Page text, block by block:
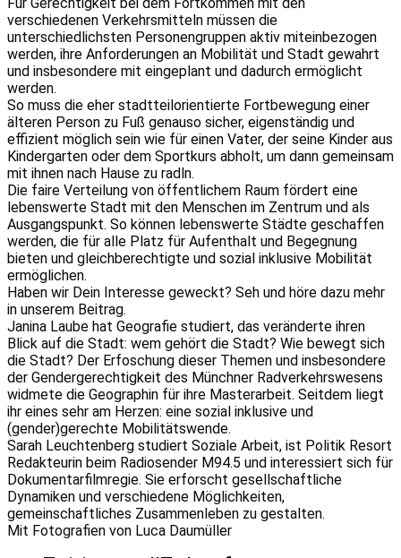
verschiedenen Verkehrsmitteln müssen die
unterschiedlichsten Personengruppen aktiv miteinbezogen
werden, ihre Anforderungen an Mobilität und Stadt gewahrt
und insbesondere mit eingeplant und dadurch ermöglicht
werden.
So muss die eher stadtteilorientierte Fortbewegung einer
älteren Person zu Fuß genauso sicher, eigenständig und
effizient möglich sein wie für einen Vater, der seine Kinder aus
Kindergarten oder dem Sportkurs abholt, um dann gemeinsam
mit ihnen nach Hause zu radln.
Die faire Verteilung von öffentlichem Raum fördert eine
lebenswerte Stadt mit den Menschen im Zentrum und als
Ausgangspunkt. So können lebenswerte Städte geschaffen
werden, die für alle Platz für Aufenthalt und Begegnung
bieten und gleichberechtigte und sozial inklusive Mobilität
ermöglichen.
Haben wir Dein Interesse geweckt? Seh und höre dazu mehr
in unserem Beitrag.
Janina Laube hat Geografie studiert, das veränderte ihren
Blick auf die Stadt: wem gehört die Stadt? Wie bewegt sich
die Stadt? Der Erfoschung dieser Themen und insbesondere
der Gendergerechtigkeit des Münchner Radverkehrswesens
widmete die Geographin für ihre Masterarbeit. Seitdem liegt
ihr eines sehr am Herzen: eine sozial inklusive und
(gender)gerechte Mobilitätswende.
Sarah Leuchtenberg studiert Soziale Arbeit, ist Politik Resort
Redakteurin beim Radiosender M94.5 und interessiert sich für
Dokumentarfilmregie. Sie erforscht gesellschaftliche
Dynamiken und verschiedene Möglichkeiten,
gemeinschaftliches Zusammenleben zu gestalten.
Mit Fotografien von Luca Daumüller